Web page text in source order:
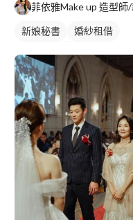
新娘秘書
婚紗租借